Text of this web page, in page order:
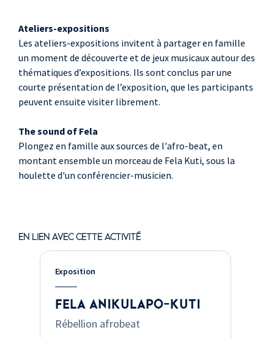
Ateliers-expositions
Les ateliers-expositions invitent à partager en famille
un moment de découverte et de jeux musicaux autour des
thématiques d’expositions. Ils sont conclus par une
courte présentation de l’exposition, que les participants
peuvent ensuite visiter librement.
The sound of Fela
Plongez en famille aux sources de l'afro-beat, en
montant ensemble un morceau de Fela Kuti, sous la
houlette d'un conférencier-musicien.
EN LIEN AVEC CETTE ACTIVITÉ
Exposition
FELA ANIKULAPO-KUTI
Rébellion afrobeat